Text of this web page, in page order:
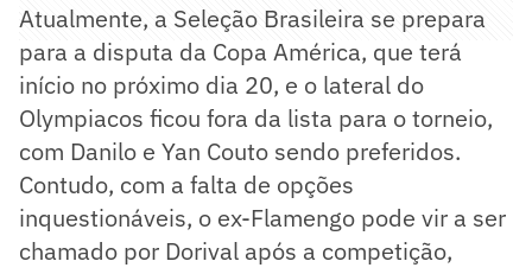
Atualmente, a Seleção Brasileira se prepara
para a disputa da Copa América, que terá
início no próximo dia 20, e o lateral do
Olympiacos ficou fora da lista para o torneio,
com Danilo e Yan Couto sendo preferidos.
Contudo, com a falta de opções
inquestionáveis, o ex-Flamengo pode vir a ser
chamado por Dorival após a competição,